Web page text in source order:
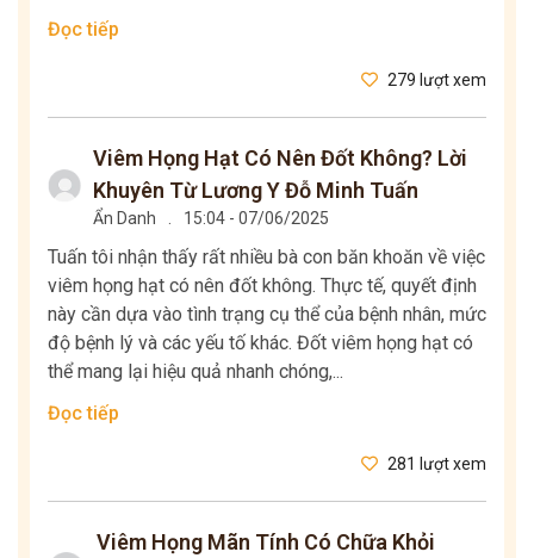
Đọc tiếp
279 lượt xem
Viêm Họng Hạt Có Nên Đốt Không? Lời
Khuyên Từ Lương Y Đỗ Minh Tuấn
Ẩn Danh 15:04 - 07/06/2025
Tuấn tôi nhận thấy rất nhiều bà con băn khoăn về việc
viêm họng hạt có nên đốt không. Thực tế, quyết định
này cần dựa vào tình trạng cụ thể của bệnh nhân, mức
độ bệnh lý và các yếu tố khác. Đốt viêm họng hạt có
thể mang lại hiệu quả nhanh chóng,...
Đọc tiếp
281 lượt xem
Viêm Họng Mãn Tính Có Chữa Khỏi